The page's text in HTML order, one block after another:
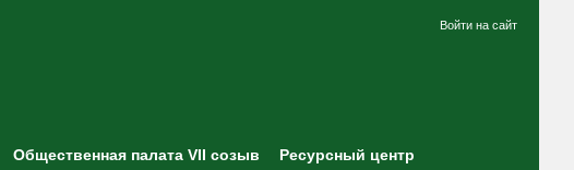
Войти на сайт
Общественная палата VII созыв
Ресурсный центр